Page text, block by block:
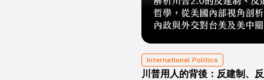
International Politics
川普用人的背後：反建制、